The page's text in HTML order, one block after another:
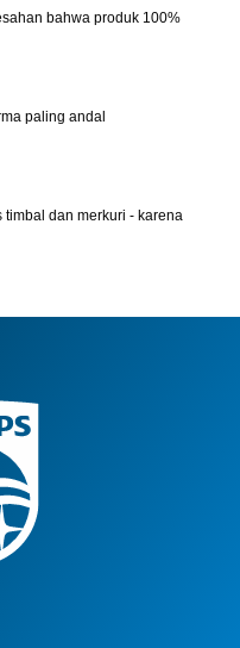
bahwa produk 100%
paling andal
dan merkuri - karena